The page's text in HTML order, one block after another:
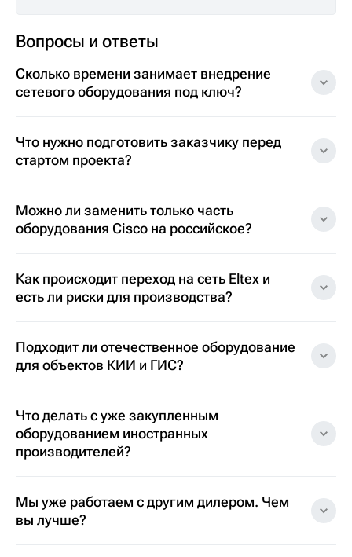
Вопросы и ответы
Сколько времени занимает внедрение
сетевого оборудования под ключ?
Что нужно подготовить заказчику перед
стартом проекта?
Можно ли заменить только часть
оборудования Cisco на российское?
Как происходит переход на сеть Eltex и
есть ли риски для производства?
Подходит ли отечественное оборудование
для объектов КИИ и ГИС?
Что делать с уже закупленным
оборудованием иностранных
производителей?
Мы уже работаем с другим дилером. Чем
вы лучше?